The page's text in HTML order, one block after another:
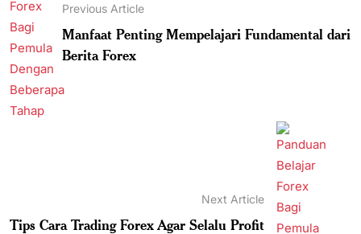
Previous Article
Manfaat Penting Mempelajari Fundamental dari
Berita Forex
Next Article
Tips Cara Trading Forex Agar Selalu Profit